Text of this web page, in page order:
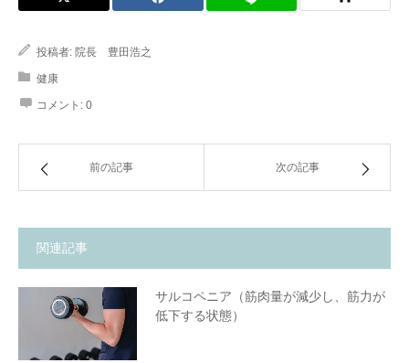
投稿者: 院長 豊田浩之
健康
コメント: 0
前の記事 次の記事
関連記事
サルコペニア（筋肉量が減少し、筋力が
低下する状態）
せるコツ
解
よくある間違い
正しいストレッチのコツ
まとめ